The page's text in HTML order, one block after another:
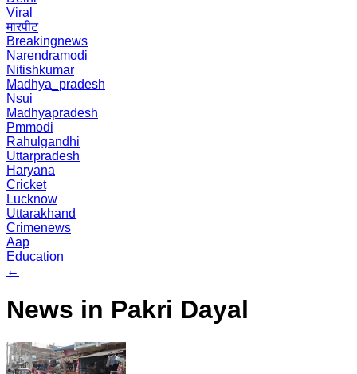
Viral
मारपीट
Breakingnews
Narendramodi
Nitishkumar
Madhya_pradesh
Nsui
Madhyapradesh
Pmmodi
Rahulgandhi
Uttarpradesh
Haryana
Cricket
Lucknow
Uttarakhand
Crimenews
Aap
Education
←
News in Pakri Dayal